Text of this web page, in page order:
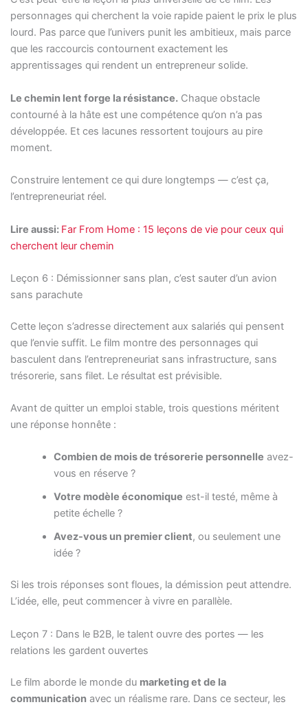
personnages qui cherchent la voie rapide paient le prix le plus
lourd. Pas parce que l’univers punit les ambitieux, mais parce
que les raccourcis contournent exactement les
apprentissages qui rendent un entrepreneur solide.
Le chemin lent forge la résistance.Chaque obstacle
contourné à la hâte est une compétence qu’on n’a pas
développée. Et ces lacunes ressortent toujours au pire
moment.
Construire lentement ce qui dure longtemps — c’est ça,
l’entrepreneuriat réel.
Lire aussi: Far From Home : 15 leçons de vie pour ceux qui
cherchent leur chemin
Leçon 6 : Démissionner sans plan, c’est sauter d’un avion
sans parachute
Cette leçon s’adresse directement aux salariés qui pensent
que l’envie suffit. Le film montre des personnages qui
basculent dans l’entrepreneuriat sans infrastructure, sans
trésorerie, sans filet. Le résultat est prévisible.
Avant de quitter un emploi stable, trois questions méritent
une réponse honnête :
Combien de mois de trésorerie personnelle avez-
vous en réserve ?
Votre modèle économique est-il testé, même à
petite échelle ?
Avez-vous un premier client, ou seulement une
idée ?
Si les trois réponses sont floues, la démission peut attendre.
L’idée, elle, peut commencer à vivre en parallèle.
Leçon 7 : Dans le B2B, le talent ouvre des portes — les
relations les gardent ouvertes
Le film aborde le monde du marketing et de la
communicationavec un réalisme rare. Dans ce secteur, les